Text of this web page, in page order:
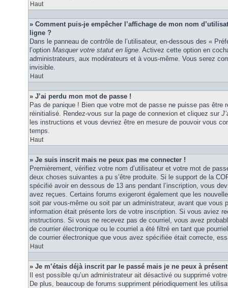
Haut
» Comment puis-je empêcher l’affichage de mon nom
ligne ?
Dans le panneau de contrôle de l’utilisateur, en-dessous des «
l’option Masquer votre statut en ligne. Activez cette option en
administrateurs, aux modérateurs et à vous-même. Vous serez
invisible.
Haut
» J’ai perdu mon mot de passe !
Pas de panique ! Bien que votre mot de passe ne puisse pas être
réinitialisé. Rendez-vous sur la page de connexion et cliquez sur
les instructions et vous devriez être en mesure de pouvoir vous
temps.
Haut
» Je suis inscrit mais ne peux pas me connecter !
Premièrement, vérifiez votre nom d’utilisateur et votre mot de
deux choses suivantes a pu s’être produite. Si le support de la
spécifié avoir en dessous de 13 ans pendant l’inscription, vous
avez reçues. Certains forums exigeront également que les
soit par vous-même ou soit par un administrateur, avant que vous
information était présente lors de votre inscription. Si vous aviez
instructions. Si vous ne recevez pas de courriel, vous avez
de courrier électronique ou le courriel a été filtré en tant que
de courrier électronique que vous avez spécifiée était correcte,
Haut
» Je m’étais déjà inscrit par le passé mais je ne peux à
Il est possible qu’un administrateur ait désactivé ou supprimé
De plus, beaucoup de forums suppriment périodiquement les